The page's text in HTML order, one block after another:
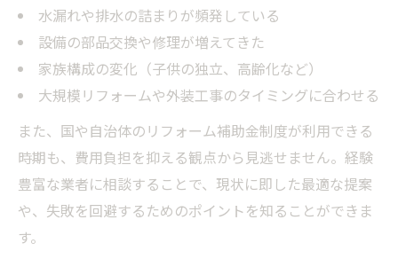
水漏れや排水の詰まりが頻発している
設備の部品交換や修理が増えてきた
家族構成の変化（子供の独立、高齢化など）
大規模リフォームや外装工事のタイミングに合わせる
また、国や自治体のリフォーム補助金制度が利用できる
時期も、費用負担を抑える観点から見逃せません。経験
豊富な業者に相談することで、現状に即した最適な提案
や、失敗を回避するためのポイントを知ることができま
す。